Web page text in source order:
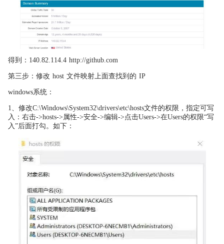
得到：140.82.114.4 http://github.com
第三步：修改 host 文件映射上面查找到的 IP
windows系统：
1、修改C:\Windows\System32\drivers\etc\hosts文件的权限，指定可写
入：右击->hosts->属性->安全->编辑->点击Users->在Users的权限“写
入”后面打勾。如下：